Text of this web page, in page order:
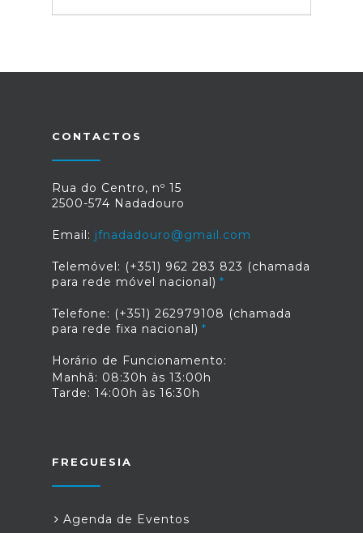
CONTACTOS
Rua do Centro, nº 15
2500-574 Nadadouro
Email: jfnadadouro@gmail.com
Telemóvel: (+351) 962 283 823 (chamada
para rede móvel nacional)
Telefone: (+351) 262979108 (chamada
para rede fixa nacional)
Horário de Funcionamento:
Manhã: 08:30h às 13:00h
Tarde: 14:00h às 16:30h
FREGUESIA
Agenda de Eventos